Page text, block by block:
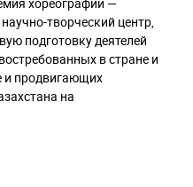
творческий центр,
подготовку деятелей
в стране и
и продвигающих
на